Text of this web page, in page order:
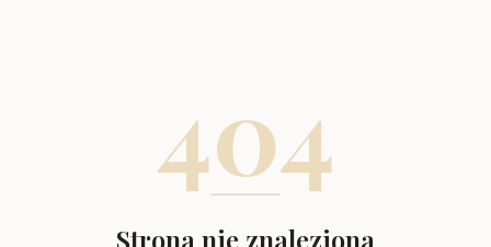
404
Strona nie znaleziona